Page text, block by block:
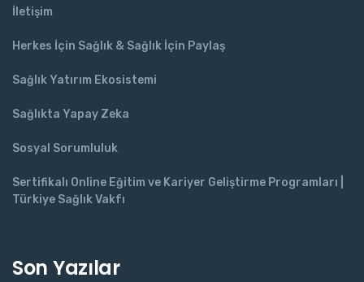
İletişim
Herkes İçin Sağlık & Sağlık İçin Paylaş
Sağlık Yatırım Ekosistemi
Sağlıkta Yapay Zeka
Sosyal Sorumluluk
Sertifikalı Online Eğitim ve Kariyer Geliştirme Programları |
Türkiye Sağlık Vakfı
Son Yazılar